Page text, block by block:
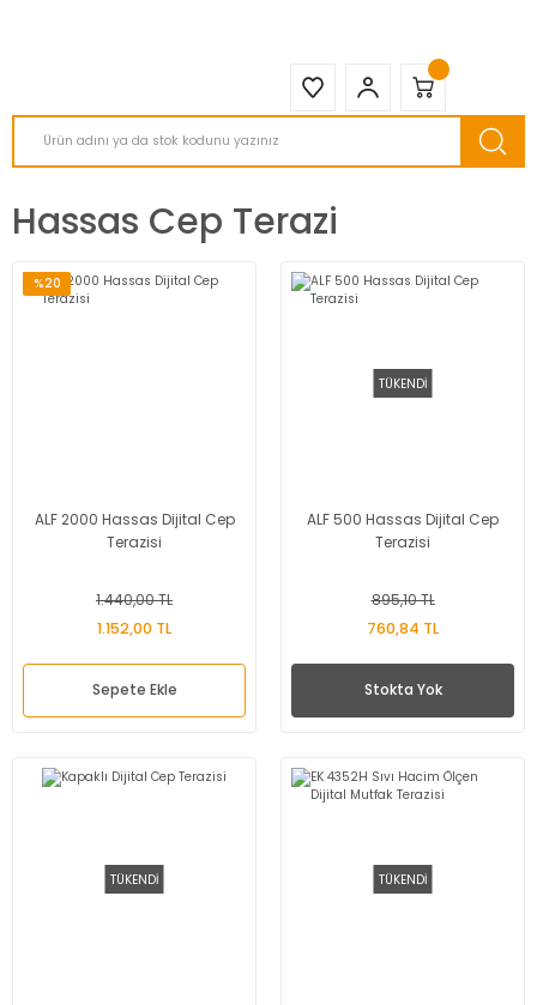
Hassas Cep Terazi
%20
ALF 2000 Hassas Dijital Cep
Terazisi
1.440,00 TL
1.152,00 TL
Sepete Ekle
TÜKENDİ
ALF 500 Hassas Dijital Cep
Terazisi
895,10 TL
760,84 TL
Stokta Yok
TÜKENDİ TÜKENDİ